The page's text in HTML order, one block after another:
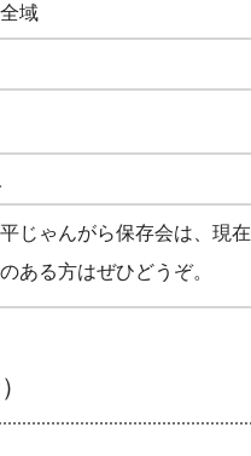
域
じゃんがら保存会は、現
ある方はぜひどうぞ。